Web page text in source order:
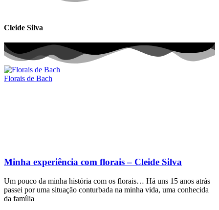
Cleide Silva
Florais de Bach
Minha experiência com florais – Cleide Silva
Um pouco da minha história com os florais… Há uns 15 anos atrás
passei por uma situação conturbada na minha vida, uma conhecida
da família